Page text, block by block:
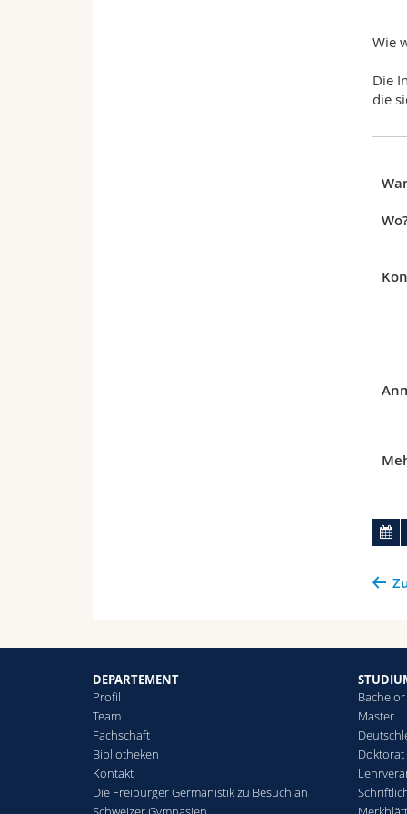
Wie
Die
die
DEPARTEMENT
Profil
Team
Fachschaft
Bibliotheken
Kontakt
Die Freiburger Germanistik zu Besuch an
Bachelor
Master
Doktorat